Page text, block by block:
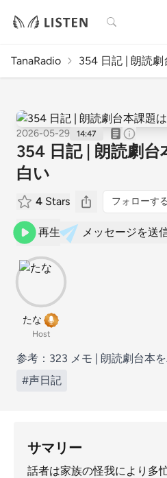
検索
TanaRadio 354 日記 | 朗読劇
2026-05-29 14:47
354 日記 | 朗読劇
白い
4 Stars フォローする
再生 メッセージを送
たな
Host
参考： 323 メモ | 朗読劇台本
#声日記
サマリー
話者は家族の怪我により多